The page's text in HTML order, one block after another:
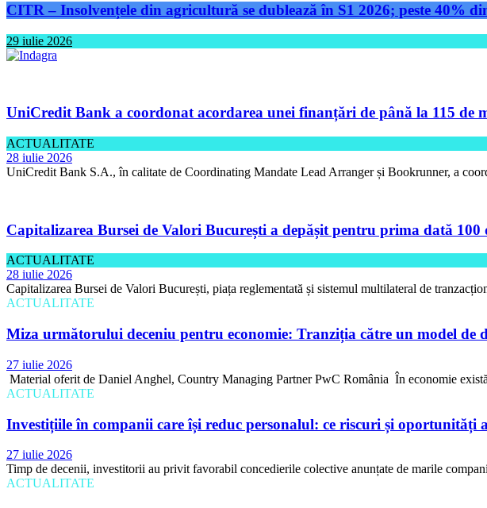
CITR – Insolvențele din agricultură se dublează în S1 2026; peste 40%
29 iulie 2026
UniCredit Bank a coordonat acordarea unei finanțări de până la 115 de
ACTUALITATE
28 iulie 2026
UniCredit Bank S.A., în calitate de Coordinating Mandate Lead Arranger și Bookrunner, a
Capitalizarea Bursei de Valori București a depășit pentru prima dată
ACTUALITATE
28 iulie 2026
Capitalizarea Bursei de Valori București, piața reglementată și sistemul multilateral de
ACTUALITATE
Miza următorului deceniu pentru economie: Tranziția către un model de
27 iulie 2026
Material oferit de Daniel Anghel, Country Managing Partner PwC România În economie
ACTUALITATE
Investițiile în companii care își reduc personalul: ce riscuri și oportunități
27 iulie 2026
Timp de decenii, investitorii au privit favorabil concedierile colective anunțate de marile
ACTUALITATE